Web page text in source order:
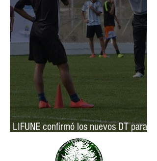
LIFUNE confirmó los nuevos DT para
las selecciones neuquinas